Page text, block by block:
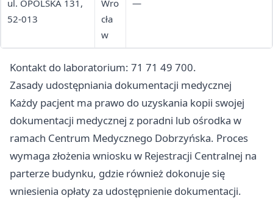
ul. OPOLSKA 131,
52-013
Wro
cła
w
—
Kontakt do laboratorium: 71 71 49 700.
Zasady udostępniania dokumentacji medycznej
Każdy pacjent ma prawo do uzyskania kopii swojej
dokumentacji medycznej z poradni lub ośrodka w
ramach Centrum Medycznego Dobrzyńska. Proces
wymaga złożenia wniosku w Rejestracji Centralnej na
parterze budynku, gdzie również dokonuje się
wniesienia opłaty za udostępnienie dokumentacji.